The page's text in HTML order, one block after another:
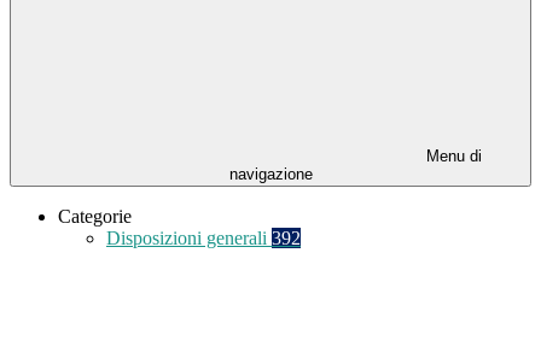
Menu di
navigazione
Categorie
Disposizioni generali 392